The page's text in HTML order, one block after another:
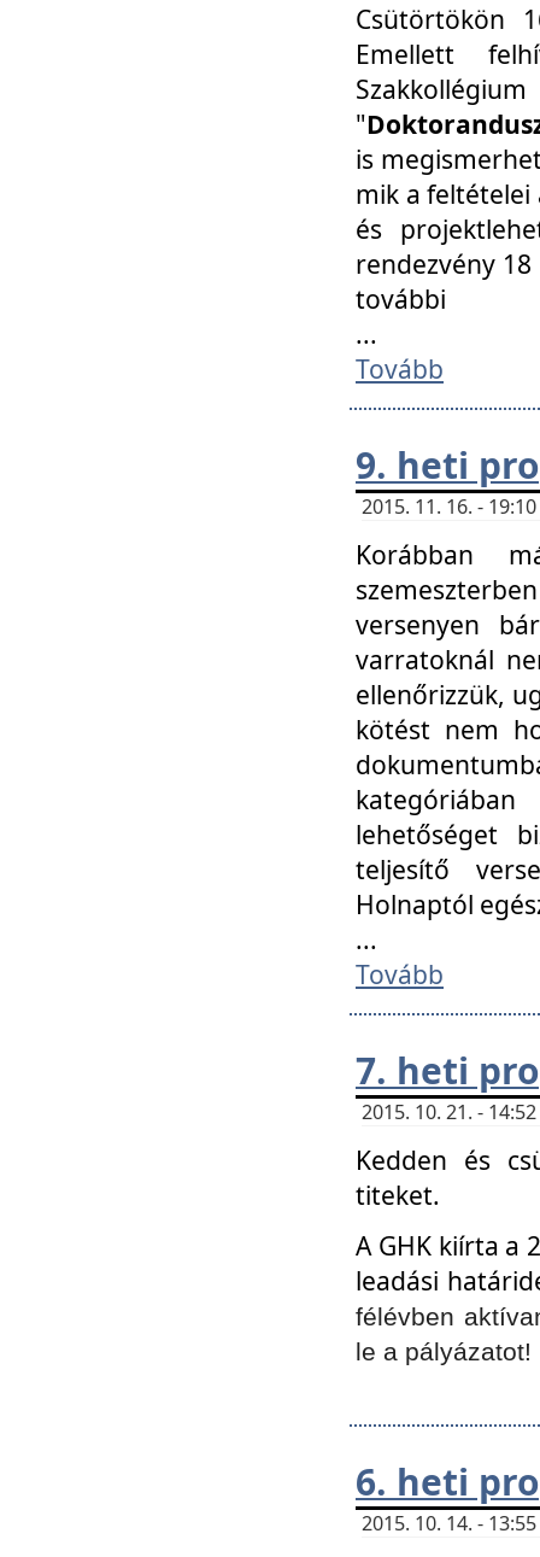
Csütörtökön
Emellett
"
is
mik a feltételei
és
rendezvény
további
...
Tovább
9. heti
2015. 11. 16. -
Korábban
versenyen
varratoknál
ellenőrizzük,
kötést nem
lehetőséget
teljesítő
Holnaptól
...
Tovább
7. heti
2015. 10. 21. -
Kedden és
titeket.
A GHK kiírta a
leadási
félévben
le a pályázatot!
6. heti
2015. 10. 14. -